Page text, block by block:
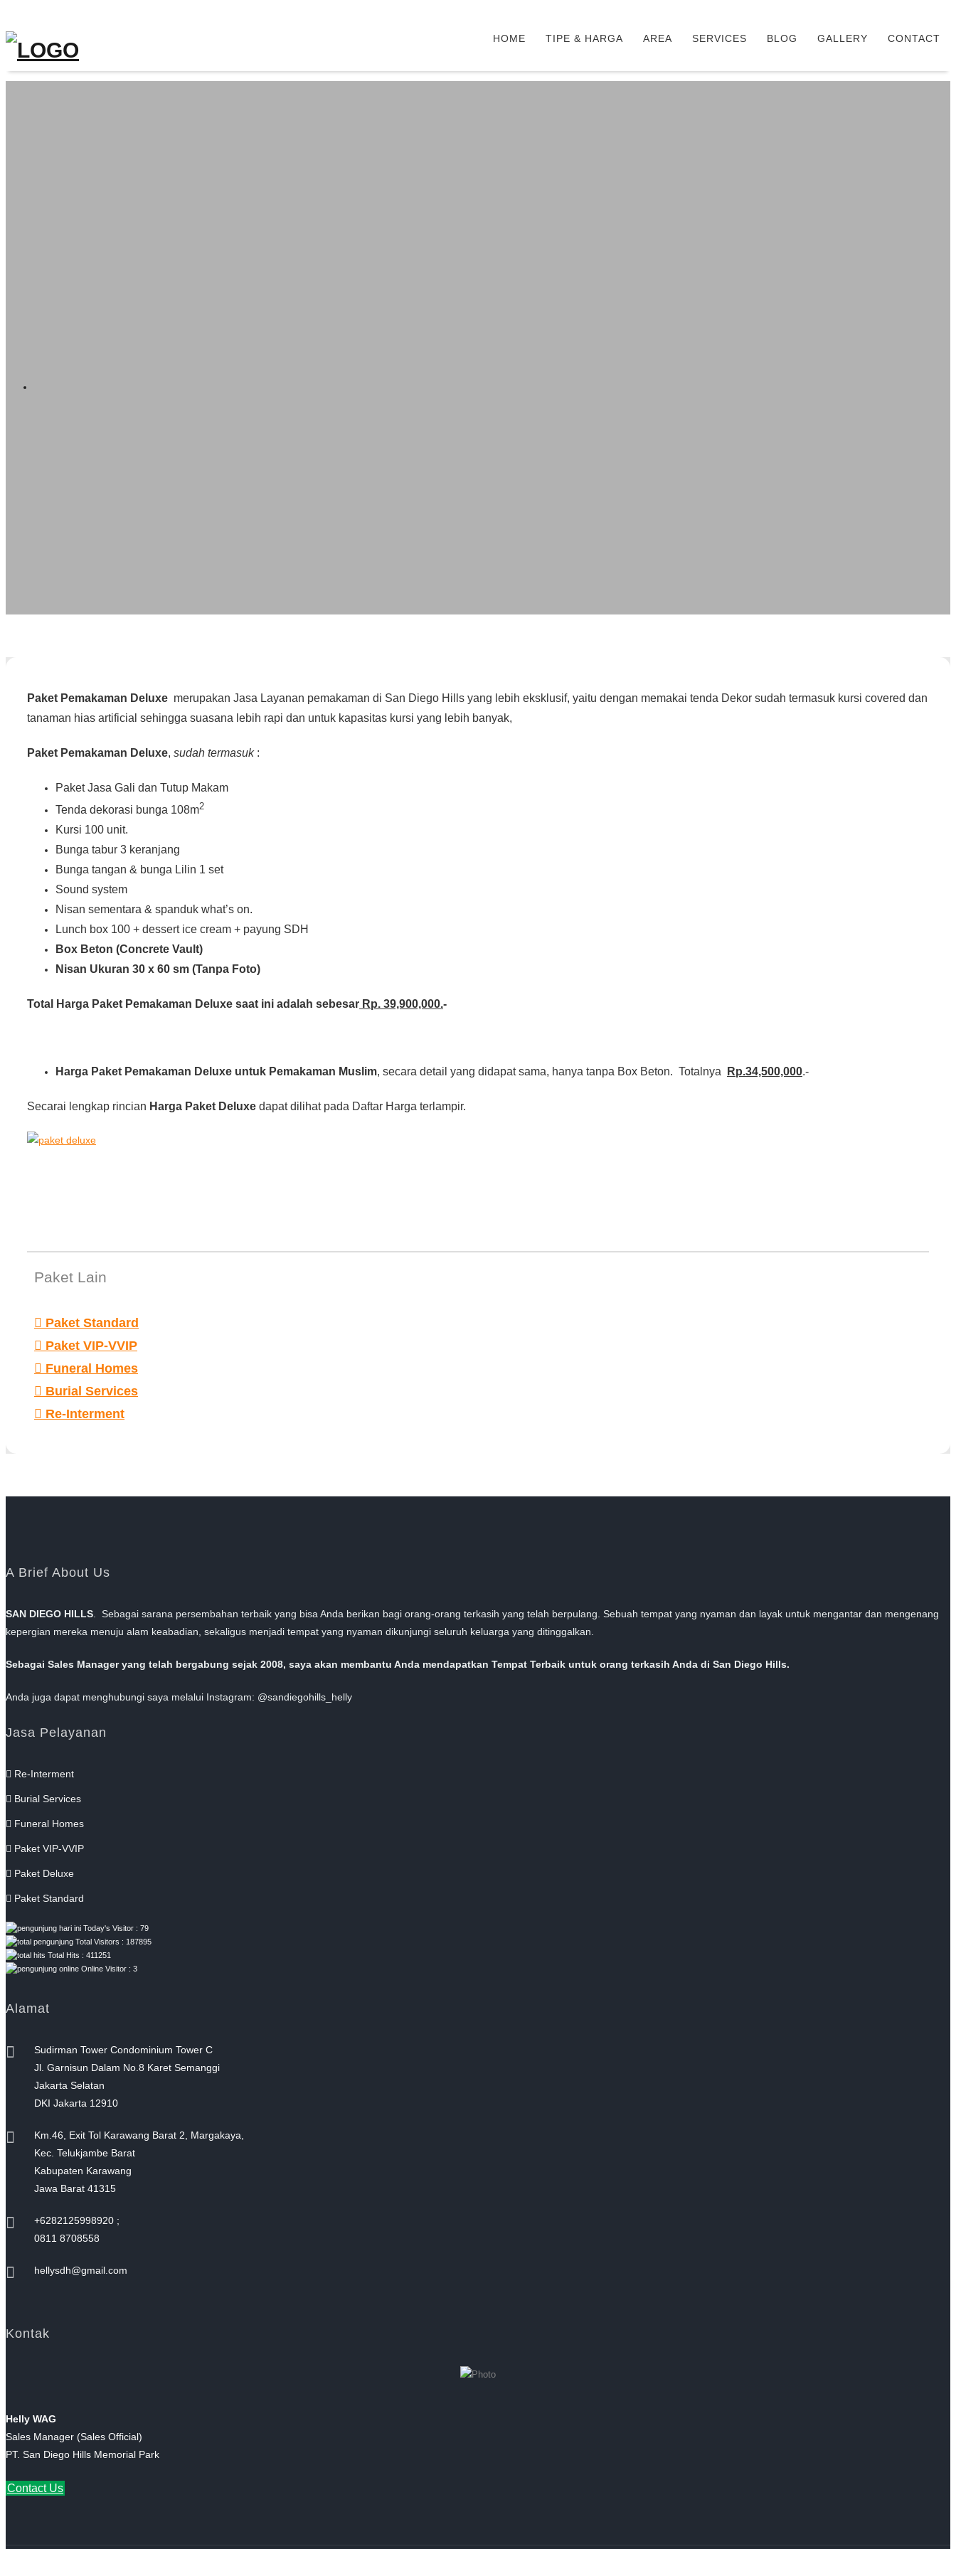
HOME TIPE & HARGA AREA SERVICES BLOG GALLERY CONTACT
Paket Pemakaman Deluxe merupakan Jasa Layanan pemakaman di San Diego Hills yang lebih eksklusif, yaitu dengan memakai tenda Dekor sudah termasuk kursi covered dan
tanaman hias artificial sehingga suasana lebih rapi dan untuk kapasitas kursi yang lebih banyak,
Paket Pemakaman Deluxe, sudah termasuk:
Paket Jasa Gali dan Tutup Makam
Tenda dekorasi bunga 108m2
Kursi 100 unit.
Bunga tabur 3 keranjang
Bunga tangan & bunga Lilin 1 set
Sound system
Nisan sementara & spanduk what’s on.
Lunch box 100 + dessert ice cream + payung SDH
Box Beton (Concrete Vault)
Nisan Ukuran 30 x 60 sm (Tanpa Foto)
Total Harga Paket Pemakaman Deluxe saat ini adalah sebesar Rp. 39,900,000.-
Harga Paket Pemakaman Deluxe untuk Pemakaman Muslim, secara detail yang didapat sama, hanya tanpa Box Beton. Totalnya Rp.34,500,000.-
Secarai lengkap rincian Harga Paket Deluxe dapat dilihat pada Daftar Harga terlampir.
Paket Lain
Paket Standard
Paket VIP-VVIP
Funeral Homes
Burial Services
Re-Interment
A Brief About Us
SAN DIEGO HILLS. Sebagai sarana persembahan terbaik yang bisa Anda berikan bagi orang-orang terkasih yang telah berpulang. Sebuah tempat yang nyaman dan layak untuk mengantar dan mengenang
kepergian mereka menuju alam keabadian, sekaligus menjadi tempat yang nyaman dikunjungi seluruh keluarga yang ditinggalkan.
Sebagai Sales Manager yang telah bergabung sejak 2008, saya akan membantu Anda mendapatkan Tempat Terbaik untuk orang terkasih Anda di San Diego Hills.
Anda juga dapat menghubungi saya melalui Instagram: @sandiegohills_helly
Jasa Pelayanan
Re-Interment
Burial Services
Funeral Homes
Paket VIP-VVIP
Paket Deluxe
Paket Standard
Today's Visitor : 79
Total Visitors : 187895
Total Hits : 411251
Online Visitor : 3
Alamat
Sudirman Tower Condominium Tower C
Jl. Garnisun Dalam No.8 Karet Semanggi
Jakarta Selatan
DKI Jakarta 12910
Km.46, Exit Tol Karawang Barat 2, Margakaya,
Kec. Telukjambe Barat
Kabupaten Karawang
Jawa Barat 41315
+6282125998920 ;
0811 8708558
hellysdh@gmail.com
Kontak
Helly WAG
Sales Manager (Sales Official)
PT. San Diego Hills Memorial Park
Contact Us